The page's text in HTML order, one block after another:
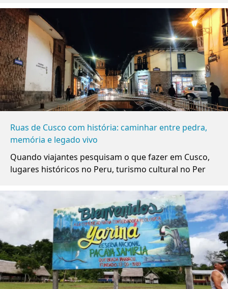
Ruas de Cusco com história: caminhar entre pedra,
memória e legado vivo
Quando viajantes pesquisam o que fazer em Cusco,
lugares históricos no Peru, turismo cultural no Per